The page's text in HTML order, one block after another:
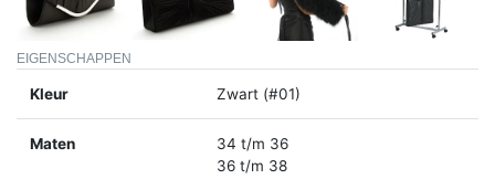
EIGENSCHAPPEN
Kleur Zwart (#01)
Maten
34 t/m 36
36 t/m 38